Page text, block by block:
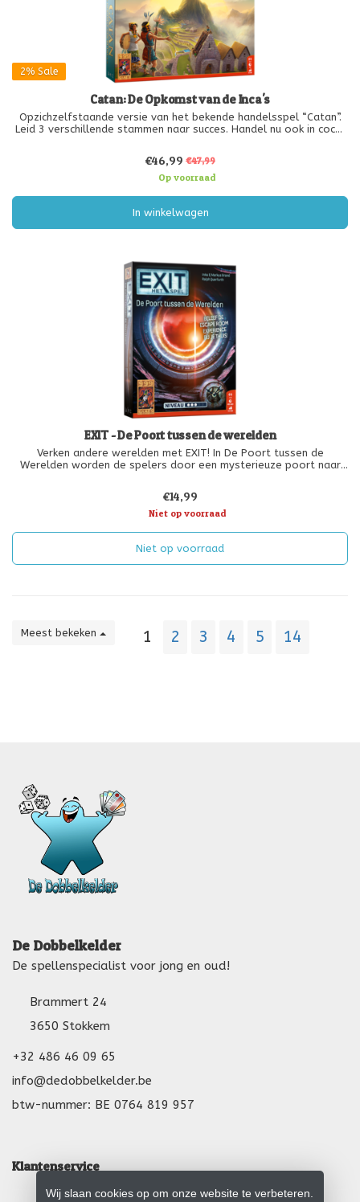
2% Sale
Catan: De Opkomst van de Inca's
Opzichzelfstaande versie van het bekende handelsspel “Catan”.
Leid 3 verschillende stammen naar succes. Handel nu ook in coca,
cultuur op
€46,99 €47,99
Op voorraad
In winkelwagen
EXIT - De Poort tussen de werelden
Verken andere werelden met EXIT! In De Poort tussen de
Werelden worden de spelers door een mysterieuze poort naar
€14,99
Niet op voorraad
Niet op voorraad
Meest bekeken 1 2 3 4 5 14
De Dobbelkelder
De spellenspecialist voor jong en oud!
Brammert 24
3650 Stokkem
+32 486 46 09 65
info@dedobbelkelder.be
btw-nummer: BE 0764 819 957
Klantenservice
Wij slaan cookies op om onze website te verbeteren.